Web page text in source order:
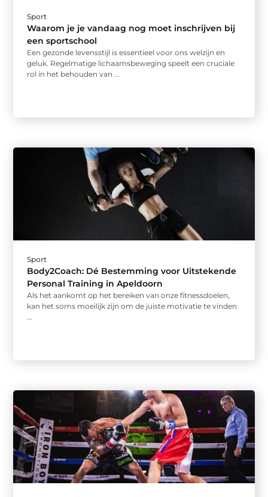
Sport
Waarom je je vandaag nog moet inschrijven bij
een sportschool
Een gezonde levensstijl is essentieel voor ons welzijn en
geluk. Regelmatige lichaamsbeweging speelt een cruciale
rol in het behouden van ...
Sport
Body2Coach: Dé Bestemming voor Uitstekende
Personal Training in Apeldoorn
Als het aankomt op het bereiken van onze fitnessdoelen,
kan het soms moeilijk zijn om de juiste motivatie te vinden
...